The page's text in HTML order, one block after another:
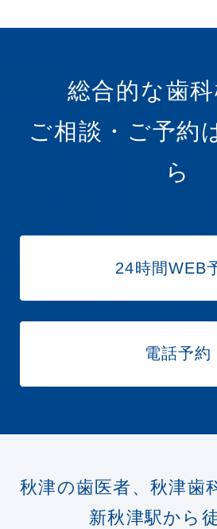
総合的な歯
ご相談・ご予約
ら
24時間WEB
電話予約
秋津の歯医者、秋津歯
新秋津駅から